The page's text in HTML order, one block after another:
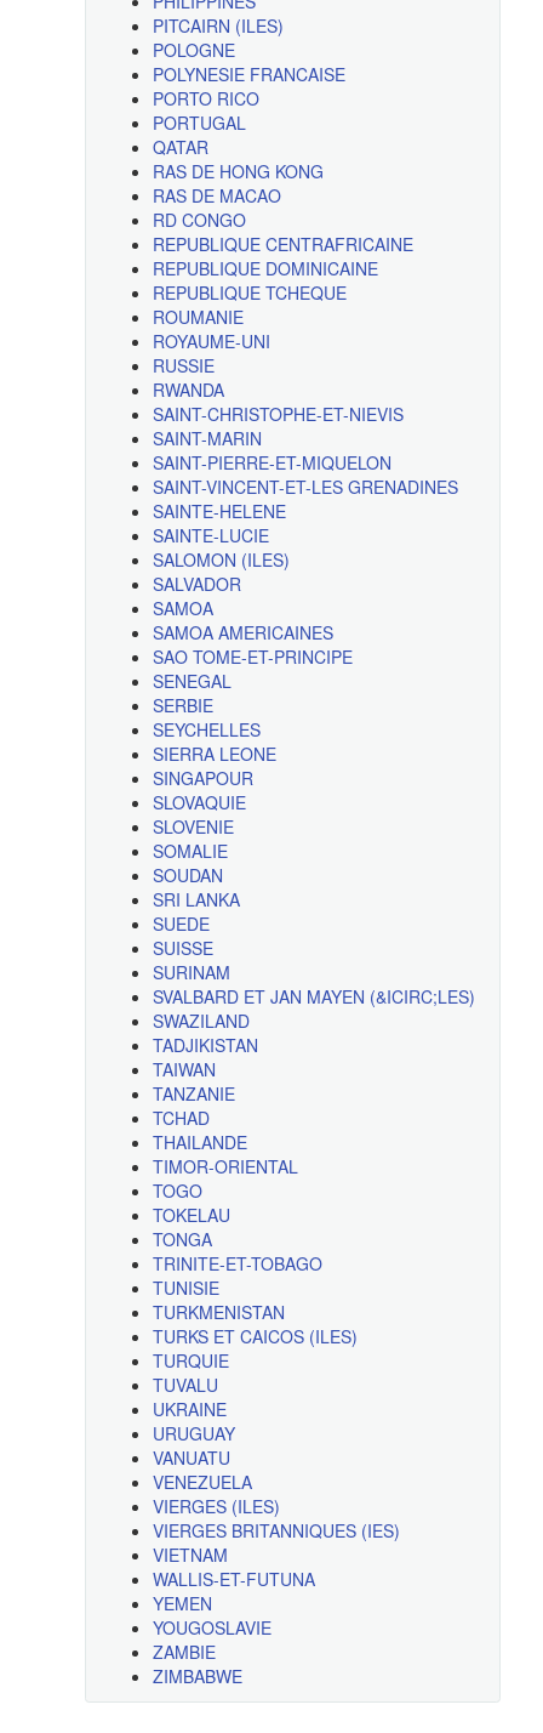
PITCAIRN (ILES)
POLOGNE
POLYNESIE FRANCAISE
PORTO RICO
PORTUGAL
QATAR
RAS DE HONG KONG
RAS DE MACAO
RD CONGO
REPUBLIQUE CENTRAFRICAINE
REPUBLIQUE DOMINICAINE
REPUBLIQUE TCHEQUE
ROUMANIE
ROYAUME-UNI
RUSSIE
RWANDA
SAINT-CHRISTOPHE-ET-NIEVIS
SAINT-MARIN
SAINT-PIERRE-ET-MIQUELON
SAINT-VINCENT-ET-LES GRENADINES
SAINTE-HELENE
SAINTE-LUCIE
SALOMON (ILES)
SALVADOR
SAMOA
SAMOA AMERICAINES
SAO TOME-ET-PRINCIPE
SENEGAL
SERBIE
SEYCHELLES
SIERRA LEONE
SINGAPOUR
SLOVAQUIE
SLOVENIE
SOMALIE
SOUDAN
SRI LANKA
SUEDE
SUISSE
SURINAM
SVALBARD ET JAN MAYEN (&ICIRC;LES)
SWAZILAND
TADJIKISTAN
TAIWAN
TANZANIE
TCHAD
THAILANDE
TIMOR-ORIENTAL
TOGO
TOKELAU
TONGA
TRINITE-ET-TOBAGO
TUNISIE
TURKMENISTAN
TURKS ET CAICOS (ILES)
TURQUIE
TUVALU
UKRAINE
URUGUAY
VANUATU
VENEZUELA
VIERGES (ILES)
VIERGES BRITANNIQUES (IES)
VIETNAM
WALLIS-ET-FUTUNA
YEMEN
YOUGOSLAVIE
ZAMBIE
ZIMBABWE